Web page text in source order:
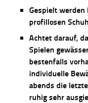
Gespielt
profillosen
Achtet darauf,
Spielen
bestenfalls
individuelle
abends die
ruhig sehr